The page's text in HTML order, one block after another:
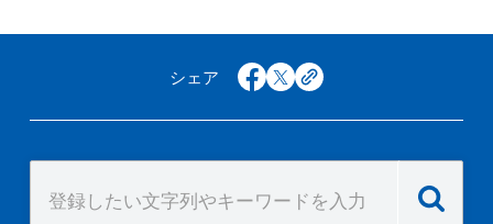
シェア facebook
x copy